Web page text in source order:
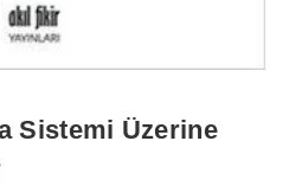
Sistemi Üzerine